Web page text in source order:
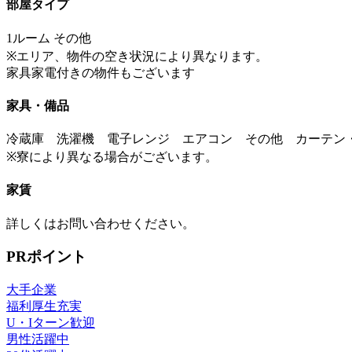
部屋タイプ
1ルーム その他
※エリア、物件の空き状況により異なります。
家具家電付きの物件もございます
家具・備品
冷蔵庫 洗濯機 電子レンジ エアコン その他 カーテン
※寮により異なる場合がございます。
家賃
詳しくはお問い合わせください。
PRポイント
大手企業
福利厚生充実
U・Iターン歓迎
男性活躍中